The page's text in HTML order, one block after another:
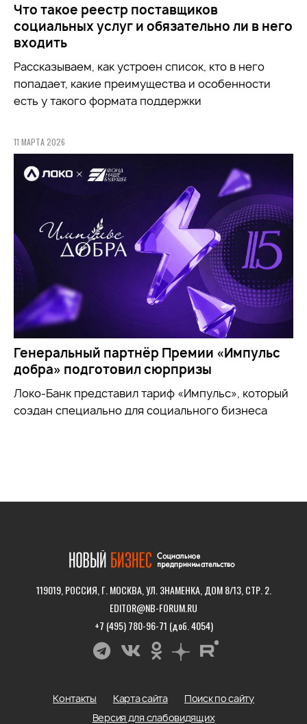
Что такое реестр поставщиков
социальных услуг и обязательно ли в него
входить
Рассказываем, как устроен список, кто в него
попадает, какие преимущества и особенности
есть у такого формата поддержки
11 МАРТА 2026
Генеральный партнёр Премии «Импульс
добра» подготовил сюрпризы
Локо-Банк представил тариф «Импульс», который
создан специально для социального бизнеса
119019, РОССИЯ, Г. МОСКВА, УЛ. ЗНАМЕНКА, ДОМ 8/13, СТР. 2.
EDITOR@NB-FORUM.RU
+7 (495) 780-96-71 (доб. 4054)
Контакты Карта сайта
Поиск по сайту
Версия для слабовидящих